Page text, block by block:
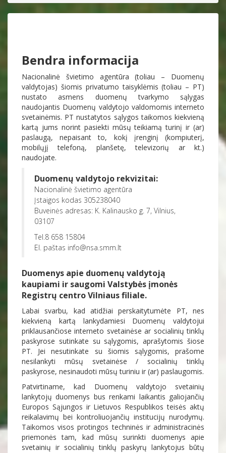
Bendra informacija
Nacionalinė švietimo agentūra (toliau – Duomenų
valdytojas) šiomis privatumo taisyklėmis (toliau – PT)
nustato asmens duomenų tvarkymo sąlygas
naudojantis Duomenų valdytojo valdomomis interneto
svetainėmis. PT nustatytos sąlygos taikomos kiekvieną
kartą jums norint pasiekti mūsų teikiamą turinį ir (ar)
paslaugą, nepaisant to, kokį įrenginį (kompiuterį,
mobilųjį telefoną, planšetę, televizorių ar kt.)
naudojate.
Duomenų valdytojo rekvizitai:
Nacionalinė švietimo agentūra
Įstaigos kodas 305238040
Buveinės adresas: K. Kalinausko g. 7, Vilnius,
03107
Tel.8 658 15804
El. paštas info@nsa.smm.lt
Duomenys apie duomenų valdytoją
kaupiami ir saugomi Valstybės įmonės
Registrų centro Vilniaus filiale.
Labai svarbu, kad atidžiai perskaitytumėte PT, nes
kiekvieną kartą lankydamiesi Duomenų valdytojui
priklausančiose interneto svetainėse ar socialinių tinklų
paskyrose sutinkate su sąlygomis, aprašytomis šiose
PT. Jei nesutinkate su šiomis sąlygomis, prašome
nesilankyti mūsų svetainėse / socialinių tinklų
paskyrose, nesinaudoti mūsų turiniu ir (ar) paslaugomis.
Patvirtiname, kad Duomenų valdytojo svetainių
lankytojų duomenys bus renkami laikantis galiojančių
Europos Sąjungos ir Lietuvos Respublikos teisės aktų
reikalavimų bei kontroliuojančių institucijų nurodymų.
Taikomos visos protingos techninės ir administracinės
priemonės tam, kad mūsų surinkti duomenys apie
svetainių ir socialinių tinklų paskyrų lankytojus būtų